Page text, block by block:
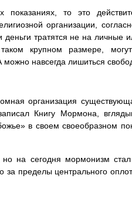
то это
организации,
деньги тратятся не на личные
крупном размере,
навсегда лишиться
организация
Книгу Мормона,
в своем своеобразном
на сегодня мормонизм
за пределы центрального